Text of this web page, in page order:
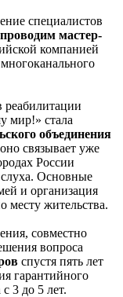
специалистов
проводим мастер-
компанией
мир!» стала
объединения
связывает уже
России
Основные
и организация
месту жительства.
совместно
вопроса
спустя пять лет
гарантийного
3 до 5 лет.